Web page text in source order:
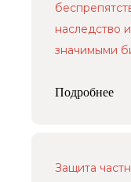
наследство
значимыми
Подробнее
Защита